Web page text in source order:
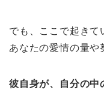
でも、ここで起きて
あなたの愛情の量や
彼自身が、自分の中